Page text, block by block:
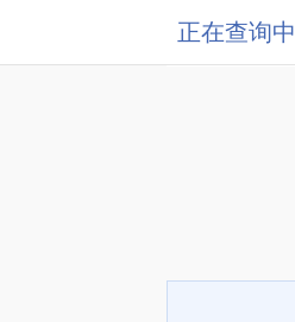
正在查询中